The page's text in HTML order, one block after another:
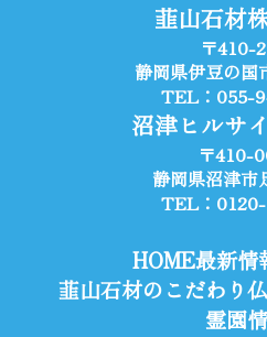
韮山石材
〒410-
静岡県伊豆の
TEL：055-
沼津ヒルサ
〒410-
静岡県沼津市
TEL：
HOME最新情
韮山石材のこだわり
霊園